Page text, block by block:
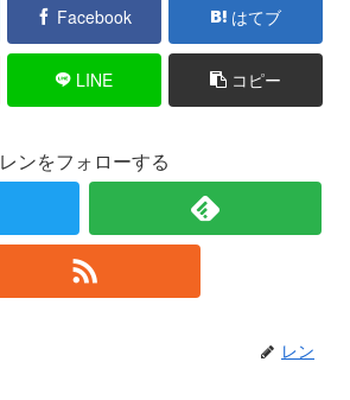
Facebook はてブ
LINE コピー
レンをフォローする
レン